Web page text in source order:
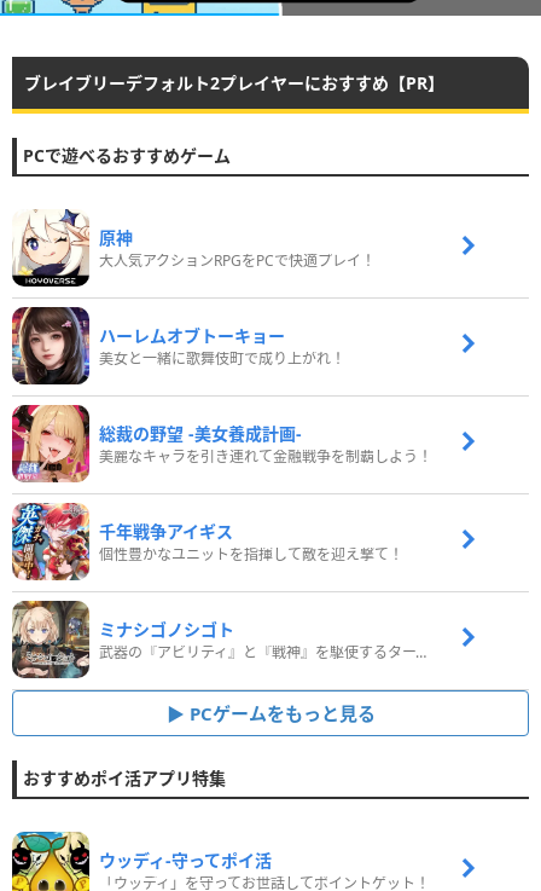
ブレイブリーデフォルト2プレイヤーにおすすめ【PR】
PCで遊べるおすすめゲーム
原神
大人気アクションRPGをPCで快適プレイ！
ハーレムオブトーキョー
美女と一緒に歌舞伎町で成り上がれ！
総裁の野望 -美女養成計画-
美麗なキャラを引き連れて金融戦争を制覇しよう！
千年戦争アイギス
個性豊かなユニットを指揮して敵を迎え撃て！
ミナシゴノシゴト
武器の『アビリティ』と『戦神』を駆使するターン制コマンドバトルRPG！
PCゲームをもっと見る
おすすめポイ活アプリ特集
ウッディ‐守ってポイ活
「ウッディ」を守ってお世話してポイントゲット！